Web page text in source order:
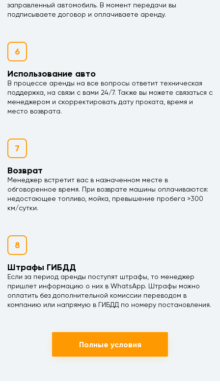
заправленный автомобиль. В момент передачи вы
подписываете договор и оплачиваете аренду.
6
Использование авто
В процессе аренды на все вопросы ответит техническая
поддержка, на связи с вами 24/7. Также вы можете связаться с
менеджером и скорректировать дату проката, время и
место возврата.
7
Возврат
Менеджер встретит вас в назначенном месте в
обговоренное время. При возврате машины оплачиваются:
недостающее топливо, мойка, превышение пробега >300
км/сутки.
8
Штрафы ГИБДД
Если за период аренды поступят штрафы, то менеджер
пришлет информацию о них в WhatsApp. Штрафы можно
оплатить без дополнительной комиссии переводом в
компанию или напрямую в ГИБДД по номеру постановления.
Полные условия